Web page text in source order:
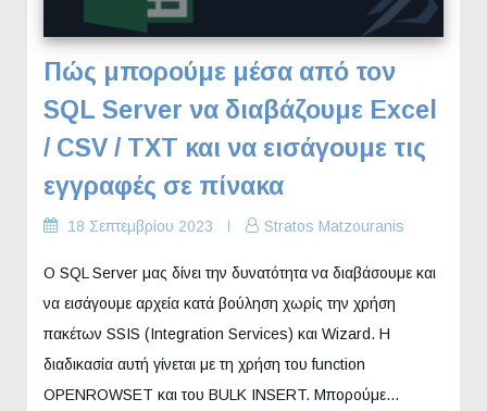
Πώς μπορούμε μέσα από τον
SQL Server να διαβάζουμε Excel
/ CSV / TXT και να εισάγουμε τις
εγγραφές σε πίνακα
18 Σεπτεμβρίου 2023 Stratos Matzouranis
Ο SQL Server μας δίνει την δυνατότητα να διαβάσουμε και
να εισάγουμε αρχεία κατά βούληση χωρίς την χρήση
πακέτων SSIS (Integration Services) και Wizard. Η
διαδικασία αυτή γίνεται με τη χρήση του function
OPENROWSET και του BULK INSERT. Μπορούμε…